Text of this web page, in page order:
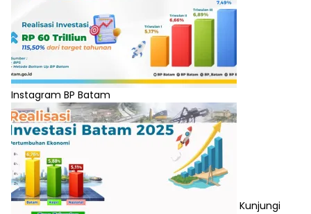
Instagram BP Batam
Kunjungi